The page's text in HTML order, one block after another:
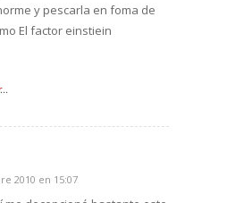
y pescarla en foma de
El factor einstiein
2010 en 15:07